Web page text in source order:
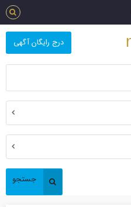
درج رایگان آگهی
جستجو